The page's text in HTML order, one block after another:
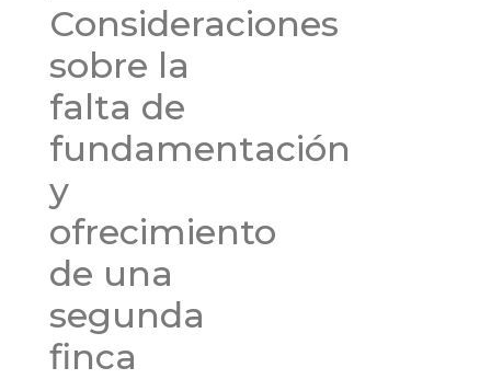
Consideraciones
sobre la
falta de
fundamentación
y
ofrecimiento
de una
segunda
finca